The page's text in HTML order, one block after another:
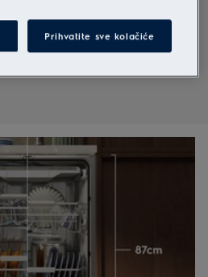
posuđa standardni je izbor i
Prihvatite sve kolačiće